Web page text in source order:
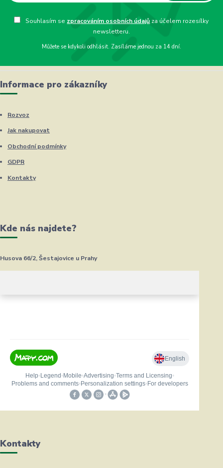
Souhlasím se zpracováním osobních údajů za účelem rozesílky
newsletteru.
Můžete se kdykoli odhlásit. Zasíláme jednou za 14 dní.
Informace pro zákazníky
Rozvoz
Jak nakupovat
Obchodní podmínky
GDPR
Kontakty
Kde nás najdete?
Husova 66/2, Šestajovice u Prahy
Kontakty